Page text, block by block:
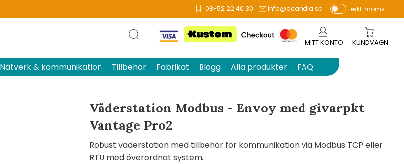
08-52 22 40 30 info@acandia.se
P
e
r
vi
s
exkl. moms
MITT KONTO KUNDVAGN
Nätverk & kommunikation Tillbehör Fabrikat Blogg Alla produkter FAQ
Väderstation Modbus - Envoy med givarpkt
Vantage Pro2
Robust väderstation med tillbehör för kommunikation via Modbus TCP eller
RTU med överordnat system.
Baserat på 0 betyg.